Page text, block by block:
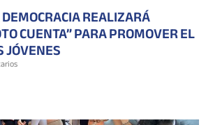
REALIZARÁ
CUENTA” PARA PROMOVER EL
JÓVENES